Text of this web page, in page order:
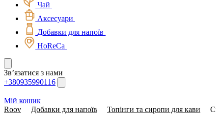
Чай
Аксесуари
Добавки для напоїв
HoReCa
Зв’язатися з нами
+380935990116
Мій кошик
Roov
Добавки для напоїв Топінги та сиропи для кави